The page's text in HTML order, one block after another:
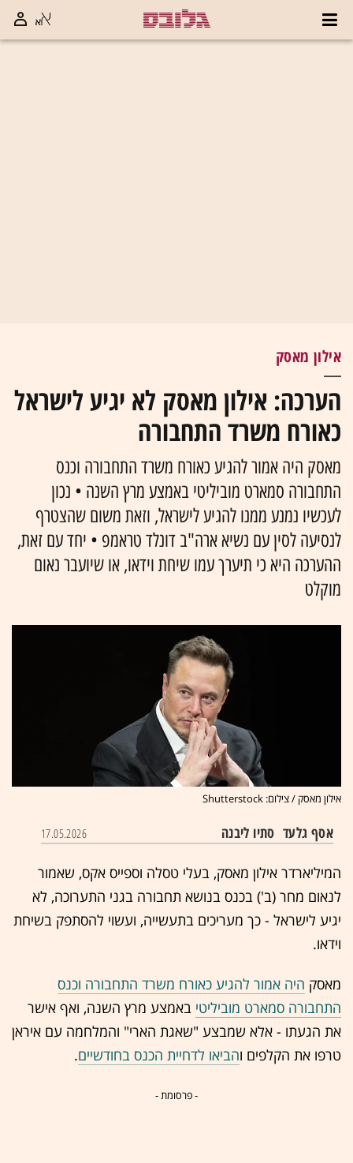
אילון מאסק
הערכה: אילון מאסק לא יגיע לישראל
כאורח משרד התחבורה
מאסק היה אמור להגיע כאורח משרד התחבורה וכנס
התחבורה סמארט מוביליטי באמצע מרץ השנה • נכון
לעכשיו נמנע ממנו להגיע לישראל, וזאת משום שהצטרף
לנסיעה לסין עם נשיא ארה"ב דונלד טראמפ • יחד עם זאת,
ההערכה היא כי תיערך עמו שיחת וידאו, או שיועבר נאום
מוקלט
אילון מאסק / צילום: Shutterstock
אסף גלעד סתיו ליבנה 17.05.2026
המיליארדר אילון מאסק, בעלי טסלה וספייס אקס, שאמור
לנאום מחר (ב') בכנס בנושא תחבורה בגני התערוכה, לא
יגיע לישראל - כך מעריכים בתעשייה, ועשוי להסתפק בשיחת
וידאו.
מאסק היה אמור להגיע כאורח משרד התחבורה וכנס
התחבורה סמארט מוביליטי באמצע מרץ השנה, ואף אישר
את הגעתו - אלא שמבצע "שאגת הארי" והמלחמה עם איראן
טרפו את הקלפים והביאו לדחיית הכנס בחודשיים.
- פרסומת -